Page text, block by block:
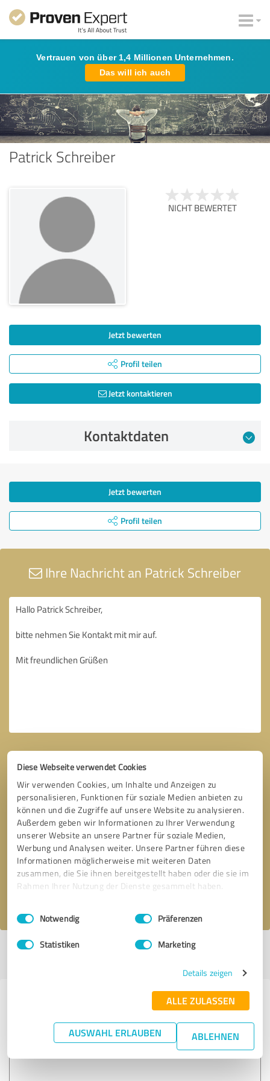
Diese Webseite verwendet Cookies
Wir verwenden Cookies, um Inhalte und Anzeigen zu
personalisieren, Funktionen für soziale Medien anbieten zu
können und die Zugriffe auf unsere Website zu analysieren.
Außerdem geben wir Informationen zu Ihrer Verwendung
unserer Website an unsere Partner für soziale Medien,
Werbung und Analysen weiter. Unsere Partner führen diese
Informationen möglicherweise mit weiteren Daten
zusammen, die Sie ihnen bereitgestellt haben oder die sie im
Rahmen Ihrer Nutzung der Dienste gesammelt haben.
Impressum Datenschutzbestimmungen
Einwilligungsauswahl
Notwendig Präferenzen
Statistiken Marketing
Details zeigen
ALLE ZULASSEN
AUSWAHL ERLAUBEN ABLEHNEN
Vertrauen von über 1,4 Millionen Unternehmen.
Das will ich auch
Patrick Schreiber
NICHT BEWERTET
Jetzt bewerten
Profil teilen
Jetzt kontaktieren
Kontaktdaten
Jetzt bewerten
Profil teilen
Ihre Nachricht an Patrick Schreiber
* Erforderliche Angaben
Nachricht senden
Profil aktiv seit 21.09.2018 | Letzte Aktualisierung: 18.07.2026
Erfahrungen zu weiteren
Anbietern aus dem Bereich